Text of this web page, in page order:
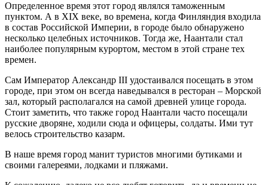
Определенное время этот город являлся таможенным
пунктом. А в XIX веке, во времена, когда Финляндия входила
в состав Российской Империи, в городе было обнаружено
несколько целебных источников. Тогда же, Наантали стал
наиболее популярным курортом, местом в этой стране тех
времен.
Сам Император Александр III удостаивался посещать в этом
городе, при этом он всегда наведывался в ресторан – Морской
зал, который располагался на самой древней улице города.
Стоит заметить, что также город Наантали часто посещали
русские дворяне, ходили сюда и офицеры, солдаты. Ими тут
велось строительство казарм.
В наше время город манит туристов многими бутиками и
своими галереями, лодками и пляжами.